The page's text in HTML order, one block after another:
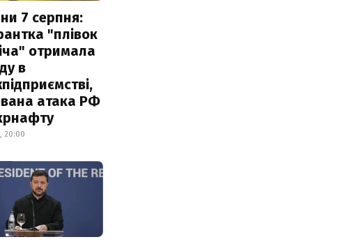
7 серпня:
"плівок
отримала
в
атака РФ
20:00